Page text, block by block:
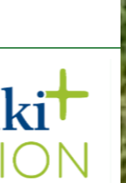
του
Εθνικής Ομάδας
Ιουλίου 27, 2026